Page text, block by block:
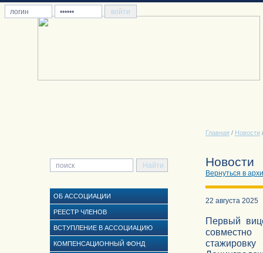
Главная / Новости
ОБ АССОЦИАЦИИ
РЕЕСТР ЧЛЕНОВ
ВСТУПЛЕНИЕ В АССОЦИАЦИЮ
КОМПЕНСАЦИОННЫЙ ФОНД
Новости
Вернуться в
22 августа 2025
Первый
совместно